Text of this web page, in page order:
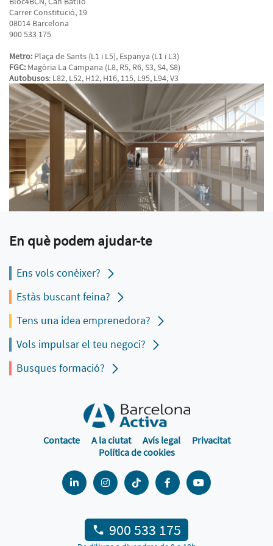
Carrer Constitució, 19
08014 Barcelona
900 533 175
Metro: Plaça de Sants (L1 i L5), Espanya (L1 i L3)
FGC: Magòria La Campana (L8, R5, R6, S3, S4, S8)
Autobusos: L82, L52, H12, H16, 115, L95, L94, V3
En què podem ajudar-te
Ens vols conèixer?
Estàs buscant feina?
Tens una idea emprenedora?
Vols impulsar el teu negoci?
Busques formació?
Contacte A la ciutat Avís legal
Privacitat
Política de cookies
900 533 175